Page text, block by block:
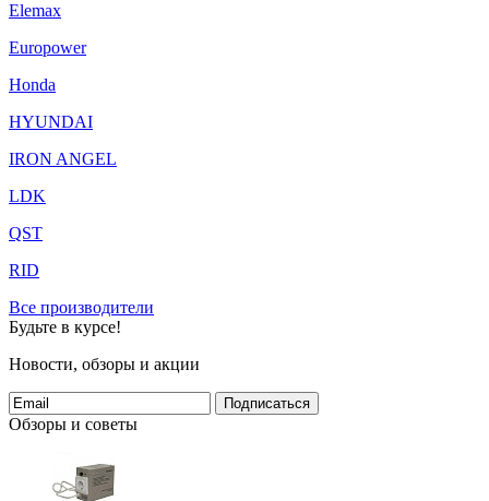
Elemax
Europower
Honda
HYUNDAI
IRON ANGEL
LDK
QST
RID
Все производители
Будьте в курсе!
Новости, обзоры и акции
Подписаться
Обзоры и советы